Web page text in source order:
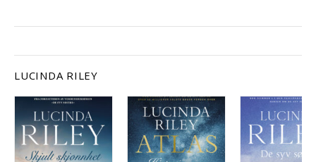
LUCINDA RILEY